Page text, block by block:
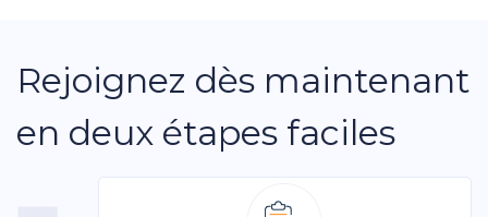
Rejoignez dès maintenant
en deux étapes faciles